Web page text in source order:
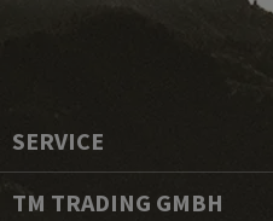
SERVICE
TM TRADING GMBH